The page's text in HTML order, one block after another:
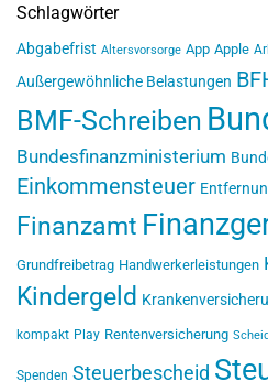
Schlagwörter
Abgabefrist Altersvorsorge App Apple
Außergewöhnliche Belastungen
BMF-Schreiben
Bundesfinanzministerium
Einkommensteuer
Finanzamt
Grundfreibetrag Handwerkerleistungen
Kindergeld
kompakt Play Rentenversicherung
Spenden Steuerbescheid